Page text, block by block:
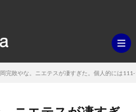
完敗やな。ニエテスが凄すぎた。個人的には